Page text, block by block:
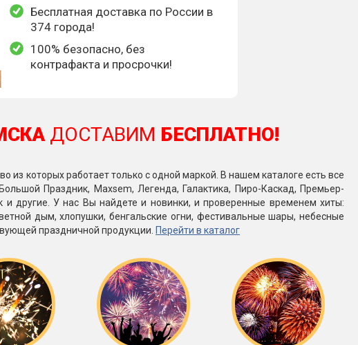
Бесплатная доставка по России в
374 города!
100% безопасно, без
контрафакта и просрочки!
ДОСТАВИМ БЕСПЛАТНО!
из которых работает только с одной маркой. В нашем каталоге есть все
Праздник, Maxsem, Легенда, Галактика, Пиро-Каскад, Премьер-
другие. У нас Вы найдете и новинки, и проверенные временем хиты:
дым, хлопушки, бенгальские огни, фестивальные шары, небесные
праздничной продукции. Перейти в каталог